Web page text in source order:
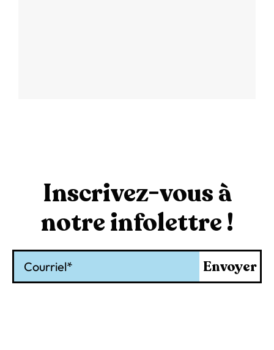
Inscrivez-vous à
notre infolettre !
Envoyer